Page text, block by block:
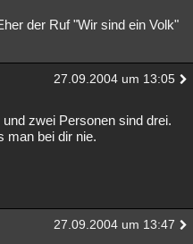
der Ruf "Wir sind ein Volk"
27.09.2004 um 13:05
zwei Personen sind drei.
man bei dir nie.
27.09.2004 um 13:47